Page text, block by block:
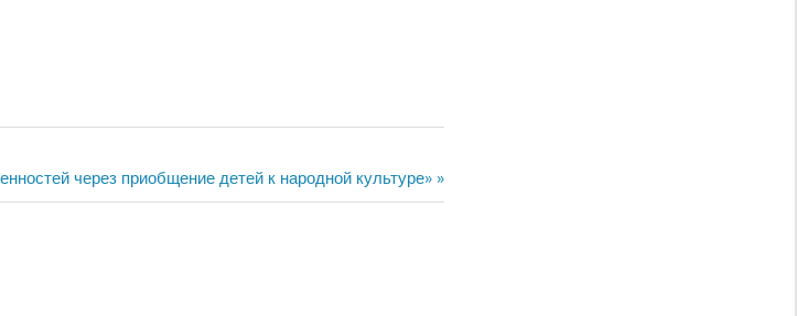
через приобщение детей к народной культуре»